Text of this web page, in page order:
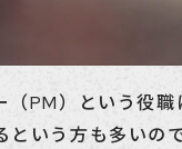
（PM）という役
という方も多いの